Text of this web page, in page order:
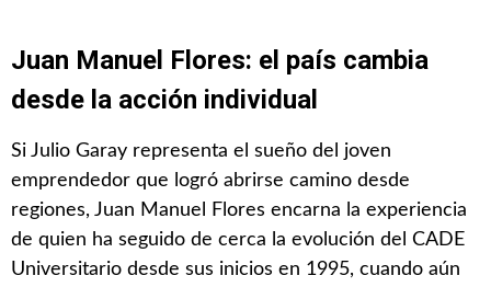
Juan Manuel Flores: el país cambia
desde la acción individual
Si Julio Garay representa el sueño del joven
emprendedor que logró abrirse camino desde
regiones, Juan Manuel Flores encarna la experiencia
de quien ha seguido de cerca la evolución del CADE
Universitario desde sus inicios en 1995, cuando aún